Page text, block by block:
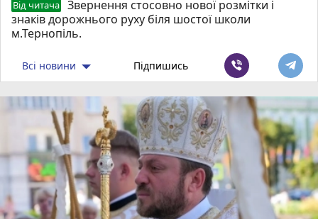
Від читача
Звернення стосовно нової розмітки і
знаків дорожнього руху біля шостої школи
м.Тернопіль.
Всі новини Підпишись